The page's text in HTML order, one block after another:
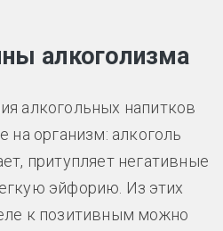
алкоголизма
алкогольных напитков
на организм: алкоголь
притупляет негативные
эйфорию. Из этих
к позитивным можно